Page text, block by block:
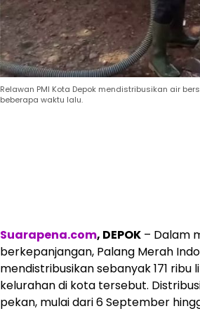
Relawan PMI Kota Depok mendistribusikan air
beberapa waktu lalu.
Suarapena.com, DEPOK – Dalam
berkepanjangan, Palang Merah
mendistribusikan sebanyak 171
kelurahan di kota tersebut.
pekan, mulai dari 6 September